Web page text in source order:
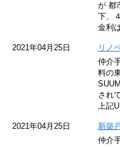
東京臨海高速鉄道
東急世田谷線
JR南武線
が 都
下、
金利
2021年04月25日
リノ
仲介
料の
され
上記
2021年04月25日
新築
仲介